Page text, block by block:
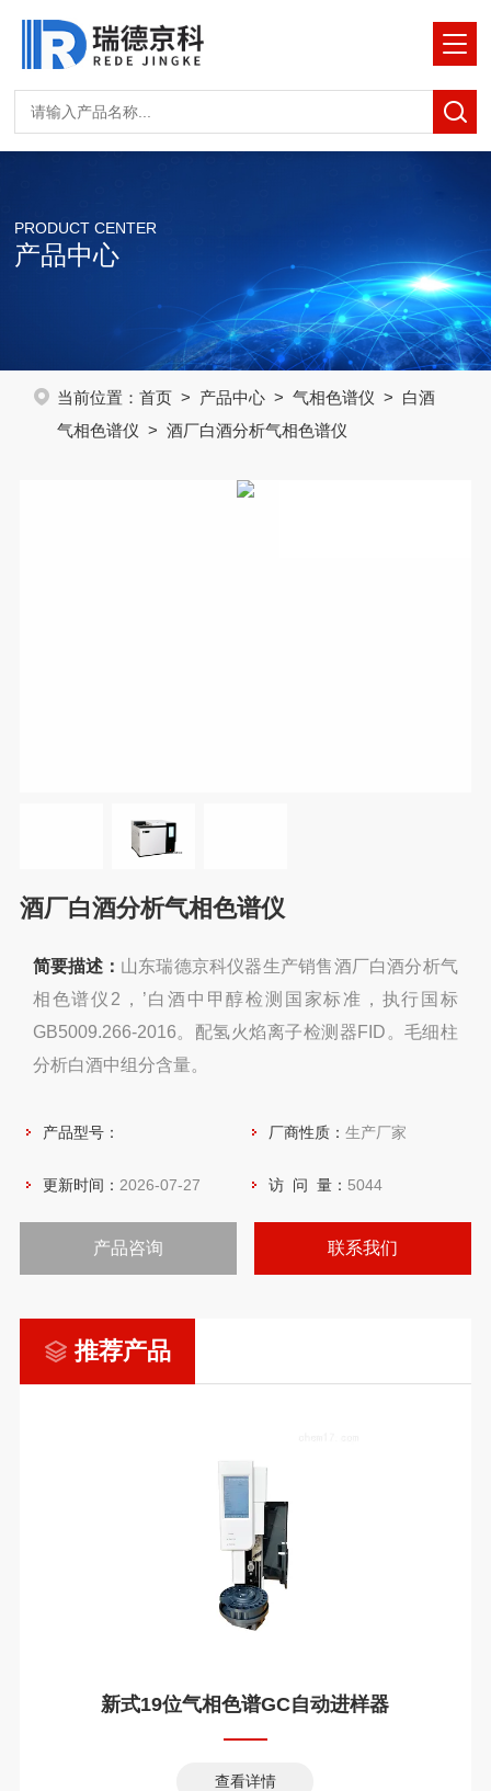
PRODUCT CENTER
产品中心
当前位置： 首页> 产品中心> 气相色谱仪 > 白酒
气相色谱仪 > 酒厂白酒分析气相色谱仪
酒厂白酒分析气相色谱仪
简要描述： 山东瑞德京科仪器生产销售酒厂白酒分析气
相色谱仪2，’白酒中甲醇检测国家标准，执行国标
GB5009.266-2016。配氢火焰离子检测器FID。毛细柱
分析白酒中组分含量。
产品型号： 厂商性质： 生产厂家
更新时间： 2026-07-27 访 问 量： 5044
产品咨询 联系我们
推荐产品
新式19位气相色谱GC自动进样器
查看详情